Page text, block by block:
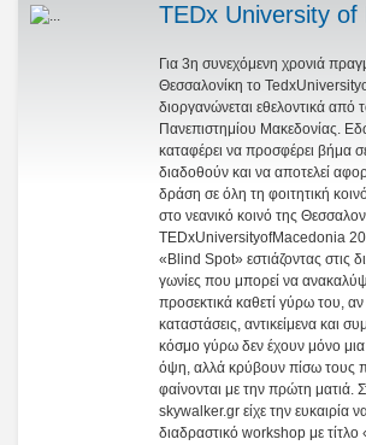
TEDx University of
Για 3η συνεχόμενη χρονιά
Θεσσαλονίκη το
διοργανώνεται εθελοντικά από
Πανεπιστημίου Μακεδονίας.
καταφέρει να προσφέρει βήμα
διαδοθούν και να αποτελεί
δράση σε όλη τη φοιτητική
στο νεανικό κοινό της
TEDxUniversityofMacedonia
«Blind Spot» εστιάζοντας στις
γωνίες που μπορεί να
προσεκτικά καθετί γύρω του,
καταστάσεις, αντικείμενα και
κόσμο γύρω δεν έχουν μόνο
όψη, αλλά κρύβουν πίσω τους
φαίνονται με την πρώτη ματιά.
skywalker.gr είχε την ευκαιρία
διαδραστικό workshop με τίτλο